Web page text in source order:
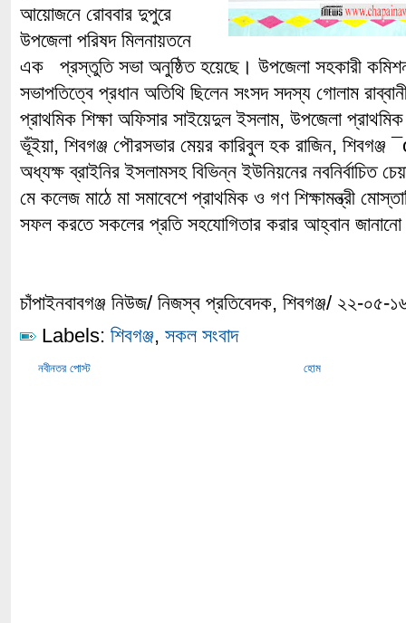
আয়োজনে রোববার দুপুরে
উপজেলা পরিষদ মিলনায়তনে
এক প্রস্তুতি সভা অনুষ্ঠিত হয়েছে। উপজেলা সহকারী
সভাপতিত্বে প্রধান অতিথি ছিলেন সংসদ সদস্য গোলাম
প্রাথমিক শিক্ষা অফিসার সাইয়েদুল ইসলাম, উপজেলা
ভূঁইয়া, শিবগঞ্জ পৌরসভার মেয়র কারিবুল হক রাজিন,
অধ্যক্ষ ব্রাইনির ইসলামসহ বিভিন্ন ইউনিয়নের নবনির্বাচিত
মে কলেজ মাঠে মা সমাবেশে প্রাথমিক ও গণ শিক্ষামন্ত্রী
সফল করতে সকলের প্রতি সহযোগিতার করার আহ্বান
চাঁপাইনবাবগঞ্জ নিউজ/ নিজস্ব প্রতিবেদক, শিবগঞ্জ/ ২২-০৫-
Labels: শিবগঞ্জ, সকল সংবাদ
নবীনতর পোস্ট হোম